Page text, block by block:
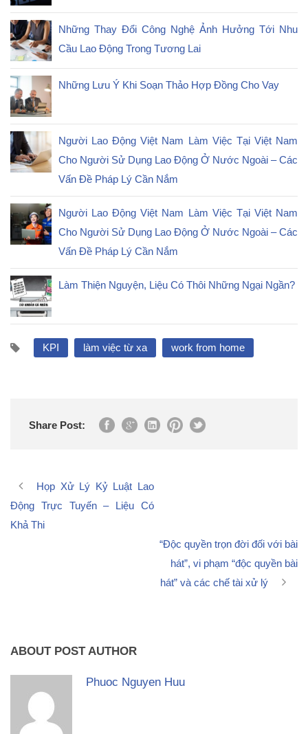
Những Thay Đổi Công Nghệ Ảnh Hưởng Tới Nhu
Cầu Lao Động Trong Tương Lai
Những Lưu Ý Khi Soạn Thảo Hợp Đồng Cho Vay
Người Lao Động Việt Nam Làm Việc Tại Việt Nam
Cho Người Sử Dụng Lao Động Ở Nước Ngoài – Các
Vấn Đề Pháp Lý Cần Nắm
Người Lao Động Việt Nam Làm Việc Tại Việt Nam
Cho Người Sử Dụng Lao Động Ở Nước Ngoài – Các
Vấn Đề Pháp Lý Cần Nắm
Làm Thiện Nguyện, Liệu Có Thôi Những Ngại Ngần?
KPI làm việc từ xa work from home
Share Post:
Họp Xử Lý Kỷ Luật Lao
Động Trực Tuyến – Liệu Có
Khả Thi
“Độc quyền trọn đời đối với bài
hát”, vi phạm “độc quyền bài
hát” và các chế tài xử lý
ABOUT POST AUTHOR
Phuoc Nguyen Huu